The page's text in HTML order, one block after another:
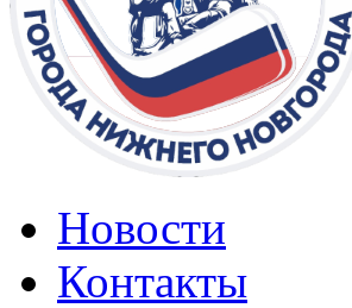
Новости
Контакты